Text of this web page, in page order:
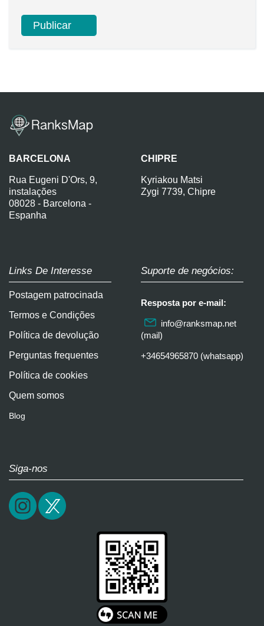
BARCELONA
Rua Eugeni D'Ors, 9,
instalações
08028 - Barcelona -
Espanha
CHIPRE
Kyriakou Matsi
Zygi 7739, Chipre
Links De Interesse
Postagem patrocinada
Termos e Condições
Política de devolução
Perguntas frequentes
Política de cookies
Quem somos
Blog
Suporte de negócios:
Resposta por e-mail:
info@ranksmap.net
(mail)
+34654965870 (whatsapp)
Siga-nos